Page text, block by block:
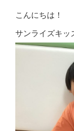
こんにちは！
サンライズキッ